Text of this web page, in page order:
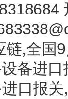
链,全国
备进
口报